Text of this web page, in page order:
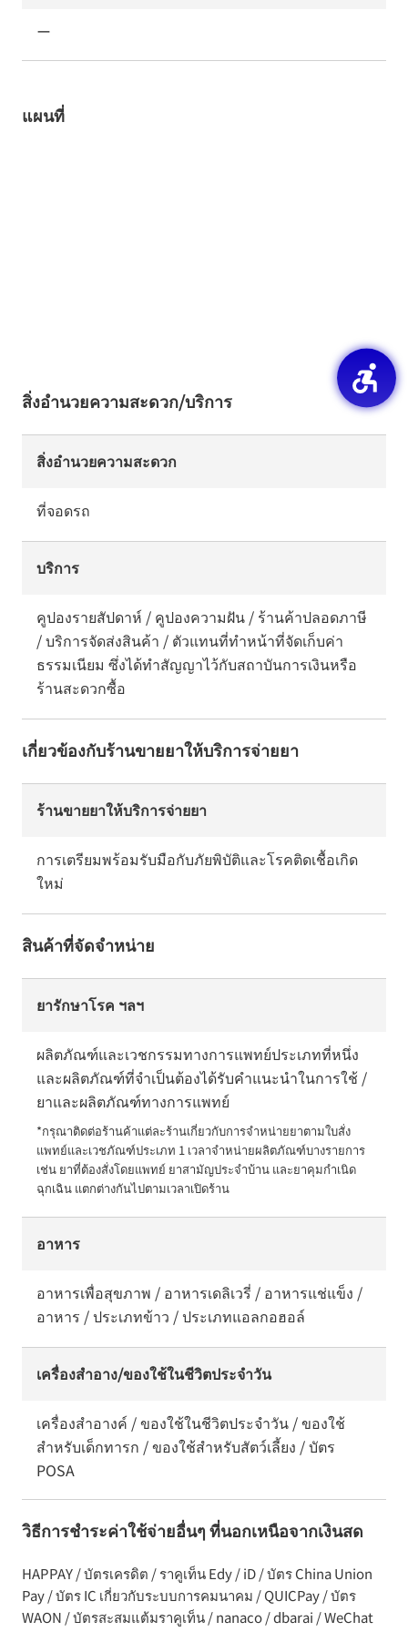
ー
แผนที่
สิ่งอำนวยความสะดวก/บริการ
สิ่งอำนวยความสะดวก
ที่จอดรถ
บริการ
คูปองรายสัปดาห์ / คูปองความฝัน / ร้านค้าปลอดภาษี
/ บริการจัดส่งสินค้า / ตัวแทนที่ทำหน้าที่จัดเก็บค่า
ธรรมเนียม ซึ่งได้ทำสัญญาไว้กับสถาบันการเงินหรือ
ร้านสะดวกซื้อ
เกี่ยวข้องกับร้านขายยาให้บริการจ่ายยา
ร้านขายยาให้บริการจ่ายยา
การเตรียมพร้อมรับมือกับภัยพิบัติและโรคติดเชื้อเกิด
ใหม่
สินค้าที่จัดจำหน่าย
ยารักษาโรค ฯลฯ
ผลิตภัณฑ์และเวชกรรมทางการแพทย์ประเภทที่หนึ่ง
และผลิตภัณฑ์ที่จำเป็นต้องได้รับคำแนะนำในการใช้ /
ยาและผลิตภัณฑ์ทางการแพทย์
*กรุณาติดต่อร้านค้าแต่ละร้านเกี่ยวกับการจำหน่ายยาตามใบสั่ง
แพทย์และเวชภัณฑ์ประเภท 1 เวลาจำหน่ายผลิตภัณฑ์บางรายการ
เช่น ยาที่ต้องสั่งโดยแพทย์ ยาสามัญประจำบ้าน และยาคุมกำเนิด
ฉุกเฉิน แตกต่างกันไปตามเวลาเปิดร้าน
อาหาร
อาหารเพื่อสุขภาพ / อาหารเดลิเวรี่ / อาหารแช่แข็ง /
อาหาร / ประเภทข้าว / ประเภทแอลกอฮอล์
เครื่องสำอาง/ของใช้ในชีวิตประจำวัน
เครื่องสำอางค์ / ของใช้ในชีวิตประจำวัน / ของใช้
สำหรับเด็กทารก / ของใช้สำหรับสัตว์เลี้ยง / บัตร
POSA
วิธีการชำระค่าใช้จ่ายอื่นๆ ที่นอกเหนือจากเงินสด
HAPPAY / บัตรเครดิต / ราคูเท็น Edy / iD / บัตร China Union
Pay / บัตร IC เกี่ยวกับระบบการคมนาคม / QUICPay / บัตร
WAON / บัตรสะสมแต้มราคูเท็น / nanaco / dbarai / WeChat